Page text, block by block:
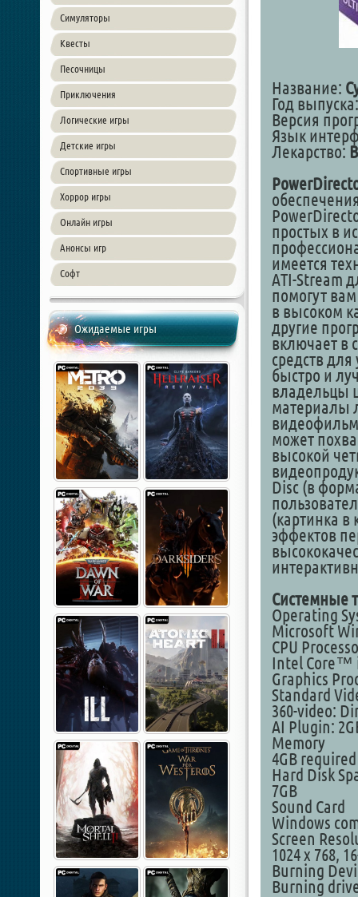
Симуляторы
Квесты
Песочницы
Приключения
Логические игры
Детские игры
Спортивные игры
Хоррор игры
Онлайн игры
Анонсы игр
Софт
Ожидаемые игры
Название:
Год
Версия
Язык
Лекарство:
простых в
имеется
ATI-Stream
помогут
в высоком
другие
включает в
средств
быстро и
владельцы
материалы
видеофильм
может
высокой
Disc (в
(картинка
эффектов
Системные
Operating
Microsoft
CPU
Intel Core™
Graphics
Standard
360-video:
AI Plugin:
Memory
4GB
Hard Disk
7GB
Sound Card
Windows
Screen
1024 x 768,
Burning
Burning